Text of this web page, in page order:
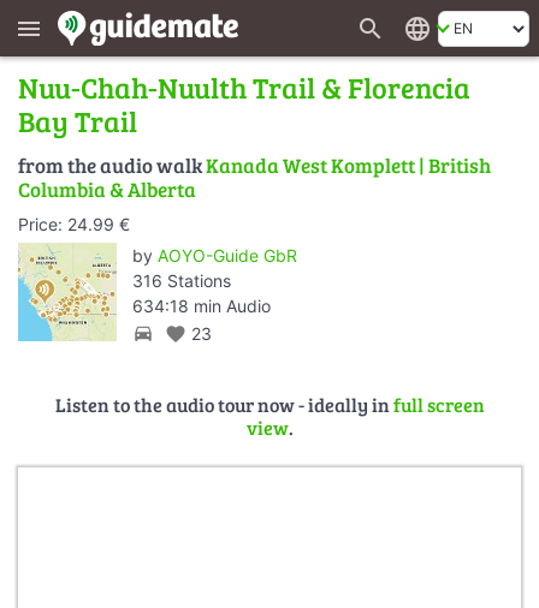
menu search language
Nuu-Chah-Nuulth Trail & Florencia
Bay Trail
from the audio walkKanada West Komplett | British
Columbia & Alberta
Price: 24.99 €
by AOYO-Guide GbR
316 Stations
634:18 min Audio
directions_car favorite 23
Listen to the audio tour now - ideally infull screen
view.